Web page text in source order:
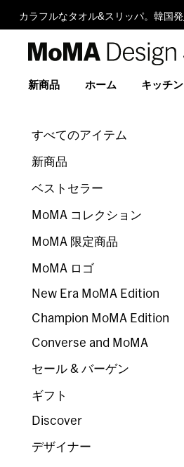
カラフルなタオル&スリッパ。韓国発
新商品 ホーム キッチン
すべてのアイテム
新商品
ベストセラー
MoMA コレクション
MoMA 限定商品
MoMA ロゴ
New Era MoMA Edition
Champion MoMA Edition
Converse and MoMA
セール & バーゲン
ギフト
Discover
デザイナー